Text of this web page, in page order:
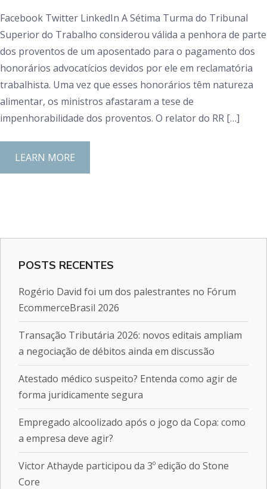
Facebook Twitter LinkedIn A Sétima Turma do Tribunal
Superior do Trabalho considerou válida a penhora de parte
dos proventos de um aposentado para o pagamento dos
honorários advocatícios devidos por ele em reclamatória
trabalhista. Uma vez que esses honorários têm natureza
alimentar, os ministros afastaram a tese de
impenhorabilidade dos proventos. O relator do RR […]
LEARN MORE
POSTS RECENTES
Rogério David foi um dos palestrantes no Fórum
EcommerceBrasil 2026
Transação Tributária 2026: novos editais ampliam
a negociação de débitos ainda em discussão
Atestado médico suspeito? Entenda como agir de
forma juridicamente segura
Empregado alcoolizado após o jogo da Copa: como
a empresa deve agir?
Victor Athayde participou da 3º edição do Stone
Core